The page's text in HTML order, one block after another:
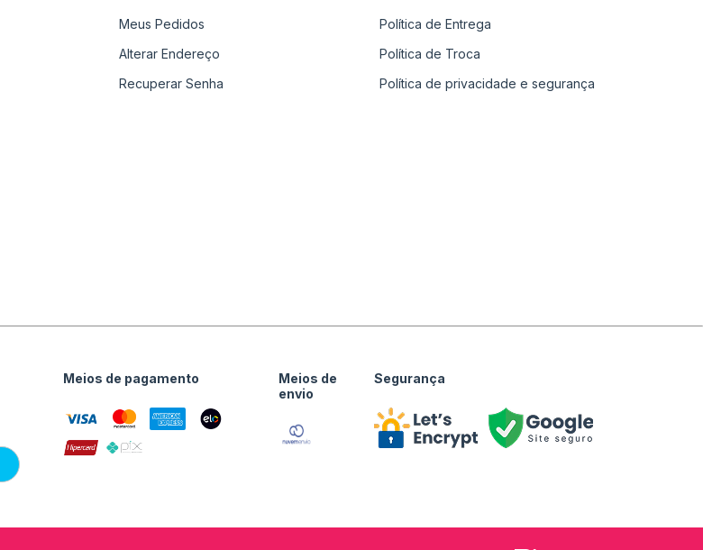
Meus Pedidos
Alterar Endereço
Recuperar Senha
Política de Entrega
Política de Troca
Política de privacidade e segurança
Meios de pagamento
Meios de
envio
Segurança